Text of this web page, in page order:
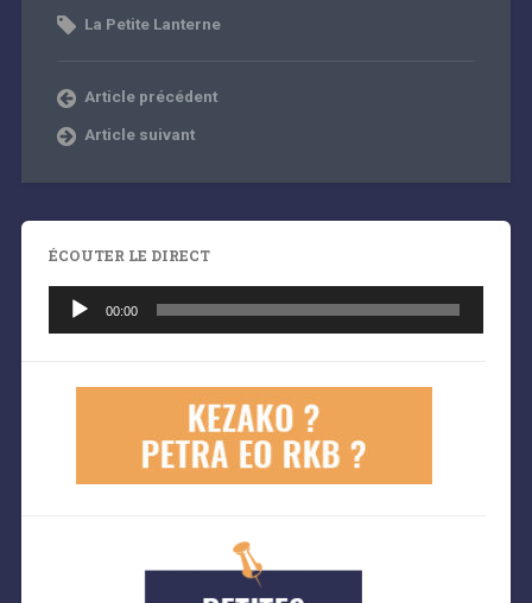
La Petite Lanterne
Article précédent
Article suivant
ÉCOUTER LE DIRECT
Lecteur
audio
00:00